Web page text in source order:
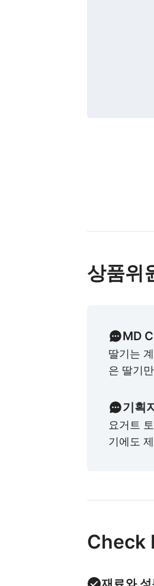
상품위
MD C
딸기는
은 딸기
기획
요거트
기에도
Check